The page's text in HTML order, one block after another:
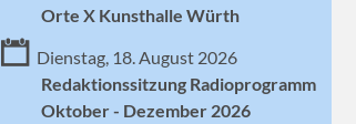
Orte X Kunsthalle Würth
Dienstag, 18. August 2026
Redaktionssitzung Radioprogramm
Oktober - Dezember 2026